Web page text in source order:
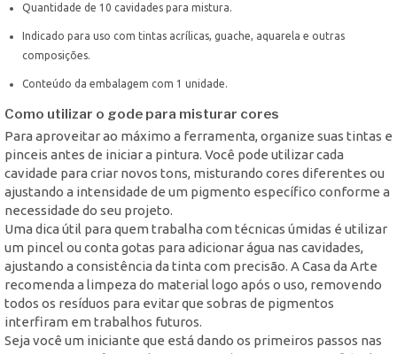
Quantidade de 10 cavidades para mistura.
Indicado para uso com tintas acrílicas, guache, aquarela e outras
composições.
Conteúdo da embalagem com 1 unidade.
Como utilizar o gode para misturar cores
Para aproveitar ao máximo a ferramenta, organize suas tintas e
pinceis antes de iniciar a pintura. Você pode utilizar cada
cavidade para criar novos tons, misturando cores diferentes ou
ajustando a intensidade de um pigmento específico conforme a
necessidade do seu projeto.
Uma dica útil para quem trabalha com técnicas úmidas é utilizar
um pincel ou conta gotas para adicionar água nas cavidades,
ajustando a consistência da tinta com precisão. A Casa da Arte
recomenda a limpeza do material logo após o uso, removendo
todos os resíduos para evitar que sobras de pigmentos
interfiram em trabalhos futuros.
Seja você um iniciante que está dando os primeiros passos nas